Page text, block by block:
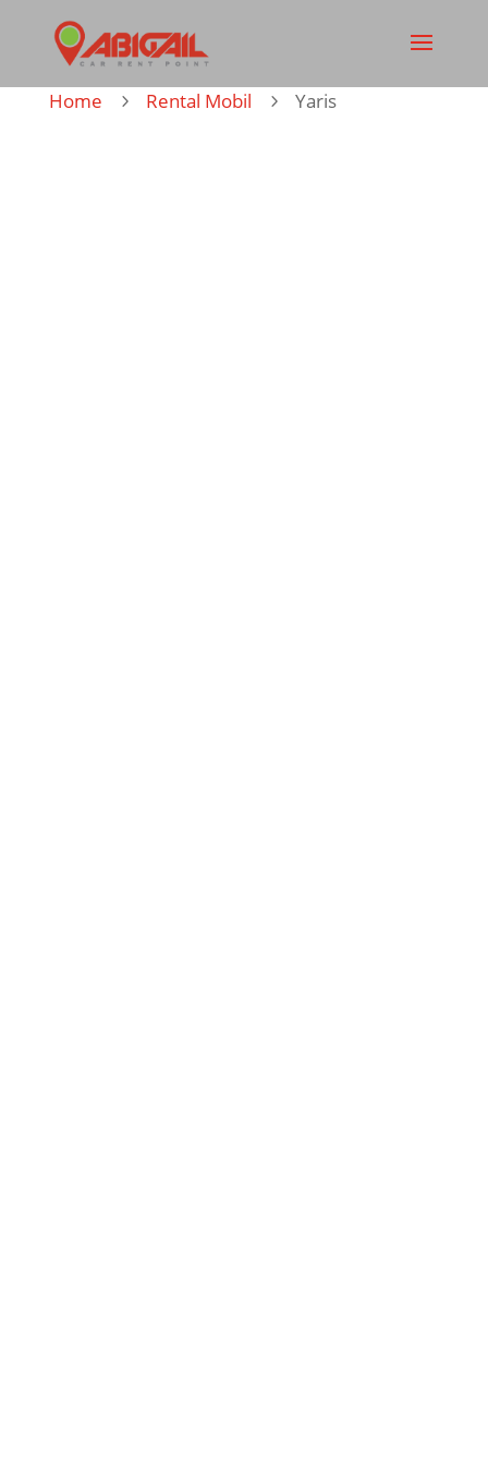
Home 5 Rental Mobil 5 Yaris